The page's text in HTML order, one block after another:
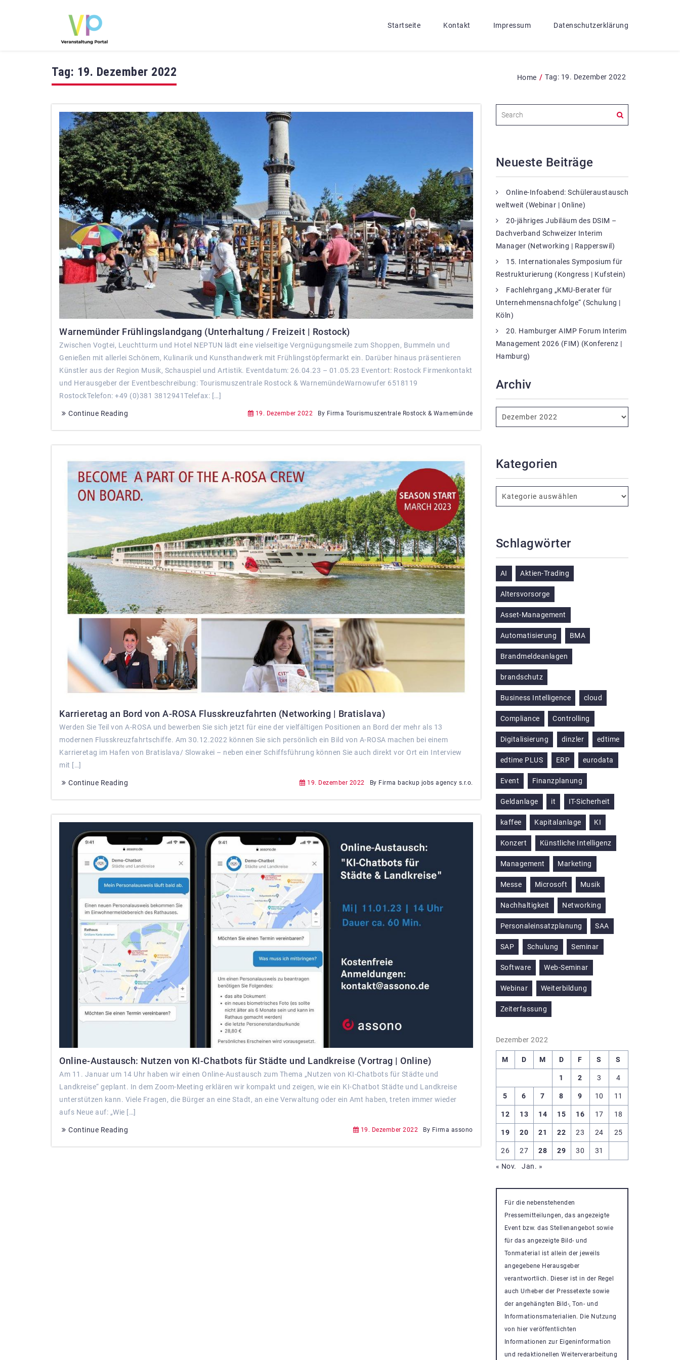
Startseite Kontakt Impressum Datenschutzerklärung
Tag: 19. Dezember 2022 Home / Tag: 19. Dezember 2022
Warnemünder Frühlingslandgang (Unterhaltung / Freizeit | Rostock)
Zwischen Vogtei, Leuchtturm und Hotel NEPTUN lädt eine vielseitige Vergnügungsmeile zum Shoppen, Bummeln und
Genießen mit allerlei Schönem, Kulinarik und Kunsthandwerk mit Frühlingstöpfermarkt ein. Darüber hinaus präsentieren
Künstler aus der Region Musik, Schauspiel und Artistik. Eventdatum: 26.04.23 – 01.05.23 Eventort: Rostock Firmenkontakt
und Herausgeber der Eventbeschreibung: Tourismuszentrale Rostock & WarnemündeWarnowufer 6518119
RostockTelefon: +49 (0)381 3812941Telefax: […]
Continue Reading 19. Dezember 2022 By Firma Tourismuszentrale Rostock & Warnemünde
Karrieretag an Bord von A-ROSA Flusskreuzfahrten (Networking | Bratislava)
Werden Sie Teil von A-ROSA und bewerben Sie sich jetzt für eine der vielfältigen Positionen an Bord der mehr als 13
modernen Flusskreuzfahrtschiffe. Am 30.12.2022 können Sie sich persönlich ein Bild von A-ROSA machen bei einem
Karrieretag im Hafen von Bratislava/ Slowakei – neben einer Schiffsführung können Sie auch direkt vor Ort ein Interview
mit […]
Continue Reading 19. Dezember 2022 By Firma backup jobs agency s.r.o.
Online-Austausch: Nutzen von KI-Chatbots für Städte und Landkreise (Vortrag | Online)
Am 11. Januar um 14 Uhr haben wir einen Online-Austausch zum Thema „Nutzen von KI-Chatbots für Städte und
Landkreise“ geplant. In dem Zoom-Meeting erklären wir kompakt und zeigen, wie ein KI-Chatbot Städte und Landkreise
unterstützen kann. Viele Fragen, die Bürger an eine Stadt, an eine Verwaltung oder ein Amt haben, treten immer wieder
aufs Neue auf: „Wie […]
Continue Reading 19. Dezember 2022 By Firma assono
Neueste Beiträge
Online-Infoabend: Schüleraustausch
weltweit (Webinar | Online)
20-jähriges Jubiläum des DSIM –
Dachverband Schweizer Interim
Manager (Networking | Rapperswil)
15. Internationales Symposium für
Restrukturierung (Kongress | Kufstein)
Fachlehrgang „KMU-Berater für
Unternehmensnachfolge“ (Schulung |
Köln)
20. Hamburger AIMP Forum Interim
Management 2026 (FIM) (Konferenz |
Hamburg)
Archiv
Kategorien
Schlagwörter
AI Aktien-Trading
Altersvorsorge
Asset-Management
Automatisierung BMA
Brandmeldeanlagen
brandschutz
Business Intelligence cloud
Compliance Controlling
Digitalisierung dinzler edtime
edtime PLUS ERP eurodata
Event Finanzplanung
Geldanlage it IT-Sicherheit
kaffee Kapitalanlage KI
Konzert Künstliche Intelligenz
Management Marketing
Messe Microsoft Musik
Nachhaltigkeit Networking
Personaleinsatzplanung SAA
SAP Schulung Seminar
Software Web-Seminar
Webinar Weiterbildung
Zeiterfassung
Dezember 2022
M D M D F S S
1 2 3 4
5 6 7 8 9 10 11
12 13 14 15 16 17 18
19 20 21 22 23 24 25
26 27 28 29 30
31
« Nov.
Jan. »
Für die nebenstehenden
Pressemitteilungen, das angezeigte
Event bzw. das Stellenangebot sowie
für das angezeigte Bild- und
Tonmaterial ist allein der jeweils
angegebene Herausgeber
verantwortlich. Dieser ist in der Regel
auch Urheber der Pressetexte sowie
der angehängten Bild-, Ton- und
Informationsmaterialien. Die Nutzung
von hier veröffentlichten
Informationen zur Eigeninformation
und redaktionellen Weiterverarbeitung